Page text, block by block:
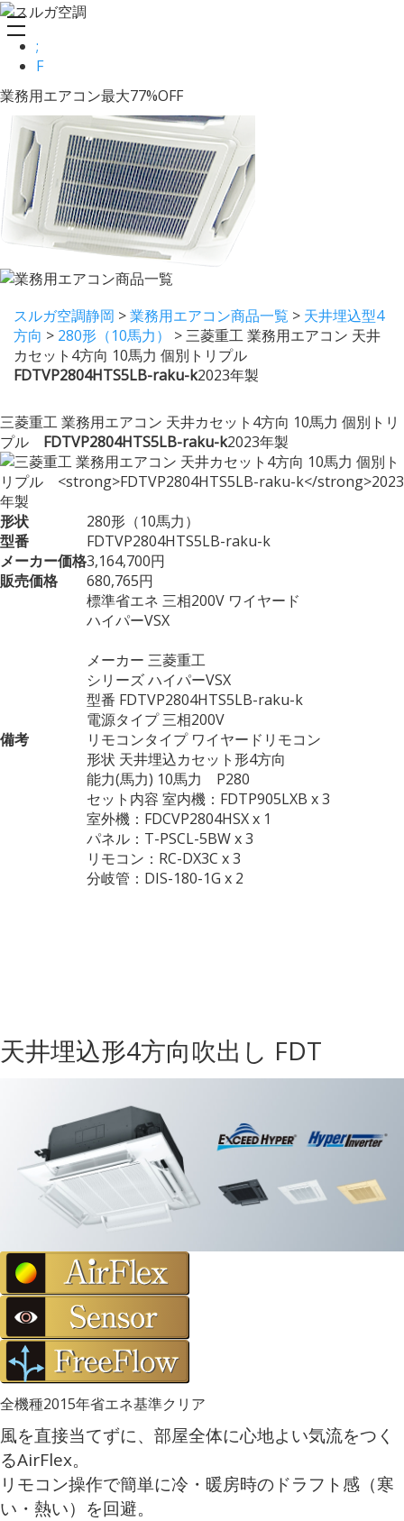
;
F
toggle
navigation
業務用エアコン最大77%OFF
スルガ空調静岡 >業務用エアコン商品一覧 > 天井埋込型4
方向 > 280形（10馬力） >三菱重工 業務用エアコン 天井
カセット4方向 10馬力 個別トリプル
FDTVP2804HTS5LB-raku-k2023年製
三菱重工 業務用エアコン 天井カセット4方向 10馬力 個別トリ
プル FDTVP2804HTS5LB-raku-k2023年製
形状
280形（10馬力）
型番
FDTVP2804HTS5LB-raku-k
メーカー価格3,164,700円
販売価格
680,765円
備考
標準省エネ 三相200V ワイヤード
ハイパーVSX
メーカー 三菱重工
シリーズ ハイパーVSX
型番 FDTVP2804HTS5LB-raku-k
電源タイプ 三相200V
リモコンタイプ ワイヤードリモコン
形状 天井埋込カセット形4方向
能力(馬力) 10馬力 P280
セット内容 室内機：FDTP905LXB x 3
室外機：FDCVP2804HSX x 1
パネル：T-PSCL-5BW x 3
リモコン：RC-DX3C x 3
分岐管：DIS-180-1G x 2
天井埋込形4方向吹出し FDT
全機種2015年省エネ基準クリア
風を直接当てずに、部屋全体に心地よい気流をつく
るAirFlex。
リモコン操作で簡単に冷・暖房時のドラフト感（寒
い・熱い）を回避。